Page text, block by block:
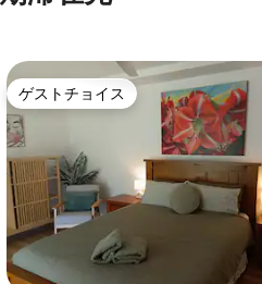
ゲストチョイス
ゲストチョイス